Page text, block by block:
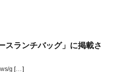
スランチバッグ」に掲載さ
g […]